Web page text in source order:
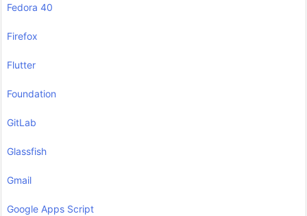
Fedora 40
Firefox
Flutter
Foundation
GitLab
Glassfish
Gmail
Google Apps Script